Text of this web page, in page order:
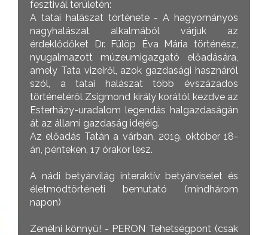
fesztivál területén:
A tatai halászat története - A hagyományos
nagyhalászat alkalmából várjuk az
érdeklődőket Dr. Fülöp Éva Mária történész,
nyugalmazott múzeumigazgató előadására,
amely Tata vizeiről, azok gazdasági hasznáról
szól, a tatai halászat több évszázados
történetéről Zsigmond király korától kezdve az
Esterházy-uradalom legendás halgazdaságán
át az állami gazdaság idejéig.
Az előadás Tatán a várban, 2019. október 18-
án, pénteken, 17 órakor lesz.
A nádi betyárvilág interaktív betyárviselet és
életmódtörténeti bemutató (mindhárom
napon)
Zenélni könnyű! - PERON Tehetségpont (csak